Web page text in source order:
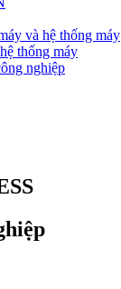
và hệ thống máy
thống máy
nghiệp